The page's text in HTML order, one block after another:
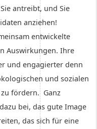
antreibt, und Sie
anziehen!
entwickelte
Auswirkungen. Ihre
und engagierter denn
und sozialen
fördern. Ganz
bei, das gute Image
das sich für eine